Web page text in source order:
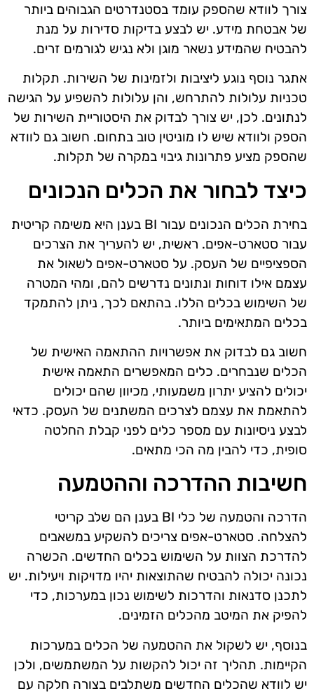
צורך לוודא שהספק עומד בסטנדרטים הגבוהים ביותר
של אבטחת מידע. יש לבצע בדיקות סדירות על מנת
להבטיח שהמידע נשאר מוגן ולא נגיש לגורמים זרים.
אתגר נוסף נוגע ליציבות ולזמינות של השירות. תקלות
טכניות עלולות להתרחש, והן עלולות להשפיע על הגישה
לנתונים. לכן, יש צורך לבדוק את היסטוריית השירות של
הספק ולוודא שיש לו מוניטין טוב בתחום. חשוב גם לוודא
שהספק מציע פתרונות גיבוי במקרה של תקלות.
כיצד לבחור את הכלים הנכונים
בחירת הכלים הנכונים עבור BI בענן היא משימה קריטית
עבור סטארט-אפים. ראשית, יש להעריך את הצרכים
הספציפיים של העסק. על סטארט-אפים לשאול את
עצמם אילו דוחות ונתונים נדרשים להם, ומהי המטרה
של השימוש בכלים הללו. בהתאם לכך, ניתן להתמקד
בכלים המתאימים ביותר.
חשוב גם לבדוק את אפשרויות ההתאמה האישית של
הכלים שנבחרים. כלים המאפשרים התאמה אישית
יכולים להציע יתרון משמעותי, מכיוון שהם יכולים
להתאמת את עצמם לצרכים המשתנים של העסק. כדאי
לבצע ניסיונות עם מספר כלים לפני קבלת החלטה
סופית, כדי להבין מה הכי מתאים.
חשיבות ההדרכה וההטמעה
הדרכה והטמעה של כלי BI בענן הם שלב קריטי
להצלחה. סטארט-אפים צריכים להשקיע במשאבים
להדרכת הצוות על השימוש בכלים החדשים. הכשרה
נכונה יכולה להבטיח שהתוצאות יהיו מדויקות ויעילות. יש
לתכנן סדנאות והדרכות לשימוש נכון במערכות, כדי
להפיק את המיטב מהכלים הזמינים.
בנוסף, יש לשקול את ההטמעה של הכלים במערכות
הקיימות. תהליך זה יכול להקשות על המשתמשים, ולכן
יש לוודא שהכלים החדשים משתלבים בצורה חלקה עם